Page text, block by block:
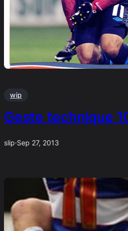
wip
Geste technique
slip·Sep 27, 2013